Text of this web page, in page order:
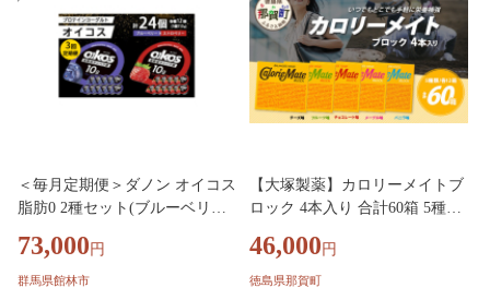
舗 ご当地 グルメ お取り寄せ 絶
品 美味しい おいしい ギフト プ
レゼント 贈り物 贈答 土産 手土
産 お茶請け 茶菓子 ティータイ
ム
＜毎月定期便＞ダノン オイコス
脂肪0 2種セット(ブルーベリー1
ヨーグルト オイコス ダノン 脂
肪ゼロ 定期便 ブルーベリー ス
73,000 円
群馬県館林市
【大塚製薬】カロリーメイトブ
ロック 4本入り 合計60箱 5種類
イト チョコ バニラ メープル チ
ーズ フルーツ ビタミン ミネラ
46,000 円
徳島県那賀町